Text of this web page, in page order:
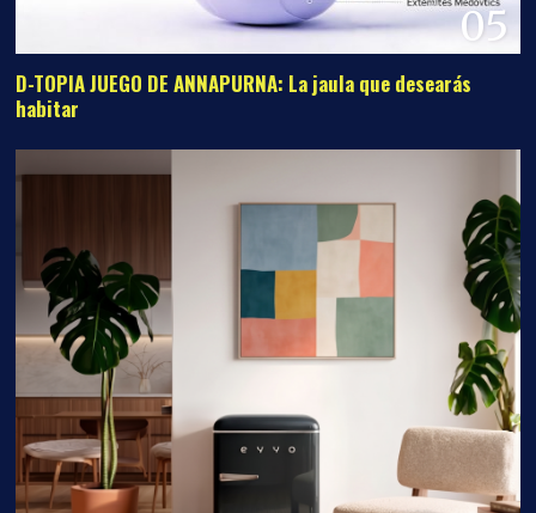
05
D-TOPIA JUEGO DE ANNAPURNA: La jaula que desearás
habitar